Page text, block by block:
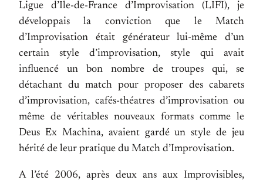
Ligue d’Ile-de-France d’Improvisation (LIFI), je
développais la conviction que le Match
d’Improvisation était générateur lui-même d’un
certain style d’improvisation, style qui avait
influencé un bon nombre de troupes qui, se
détachant du match pour proposer des cabarets
d’improvisation, cafés-théatres d’improvisation ou
même de véritables nouveaux formats comme le
Deus Ex Machina, avaient gardé un style de jeu
hérité de leur pratique du Match d’Improvisation.
A l’été 2006, après deux ans aux Improvisibles,